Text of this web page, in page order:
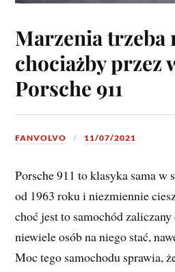
Marzenia trzeba
chociażby przez
Porsche 911
FANVOLVO 11/07/2021
Porsche 911 to klasyka sama w
od 1963 roku i niezmiennie
choć jest to samochód
niewiele osób na niego stać,
Moc tego samochodu sprawia,